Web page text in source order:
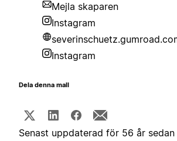
Mejla skaparen
Instagram
Instagram
Dela denna mall
Senast uppdaterad för 56 år sedan